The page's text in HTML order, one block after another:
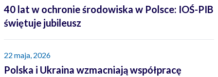
40 lat w ochronie środowiska w Polsce: IOŚ-PIB
świętuje jubileusz
22 maja, 2026
Polska i Ukraina wzmacniają współpracę